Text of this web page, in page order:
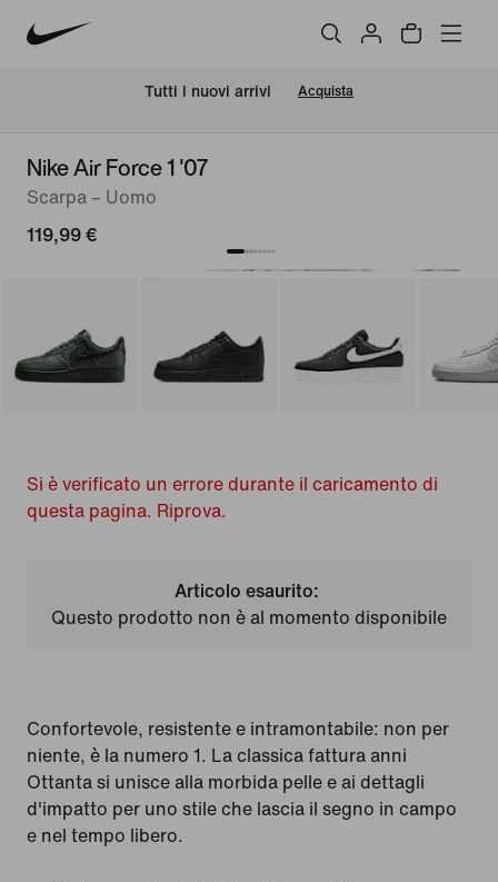
Tutti i nuovi arrivi Acquista
Nike Air Force 1 '07
Scarpa – Uomo
119,99 €
Si è verificato un errore durante il caricamento di
questa pagina. Riprova.
Articolo esaurito:
Questo prodotto non è al momento disponibile
Confortevole, resistente e intramontabile: non per
niente, è la numero 1. La classica fattura anni
Ottanta si unisce alla morbida pelle e ai dettagli
d'impatto per uno stile che lascia il segno in campo
e nel tempo libero.